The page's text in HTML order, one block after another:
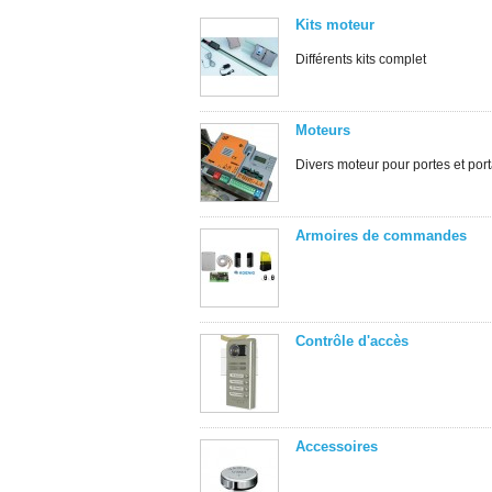
Kits moteur
Différents kits complet
Moteurs
Divers moteur pour portes et
Armoires de commandes
Contrôle d'accès
Accessoires